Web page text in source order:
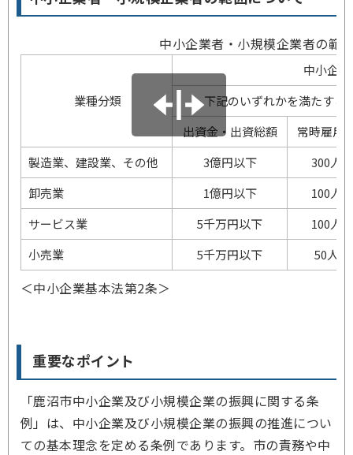
中小企業者・小規模企業者の範
業種分類
中小企
下記のいずれかを満たすこ
出資金・出資総額
常時雇用
製造業、建設業、その他
3億円以下
300人
卸売業
1億円以下
100人
サービス業
5千万円以下
100人
小売業
5千万円以下 50人
＜中小企業基本法第2条＞
重要なポイント
「鹿沼市中小企業及び小規模企業の振興に関する条
例」は、中小企業及び小規模企業の振興の推進につい
ての基本理念を定める条例であります。市の責務や中